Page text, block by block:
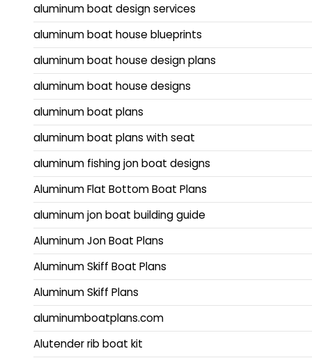
aluminum boat design services
aluminum boat house blueprints
aluminum boat house design plans
aluminum boat house designs
aluminum boat plans
aluminum boat plans with seat
aluminum fishing jon boat designs
Aluminum Flat Bottom Boat Plans
aluminum jon boat building guide
Aluminum Jon Boat Plans
Aluminum Skiff Boat Plans
Aluminum Skiff Plans
aluminumboatplans.com
Alutender rib boat kit